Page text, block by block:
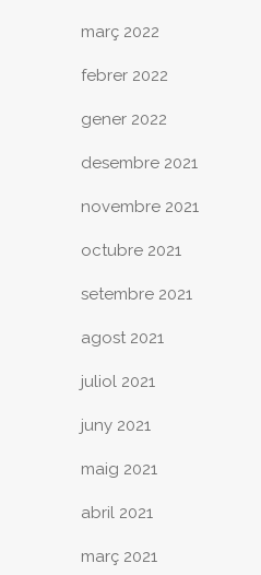
març 2022
febrer 2022
gener 2022
desembre 2021
novembre 2021
octubre 2021
setembre 2021
agost 2021
juliol 2021
juny 2021
maig 2021
abril 2021
març 2021